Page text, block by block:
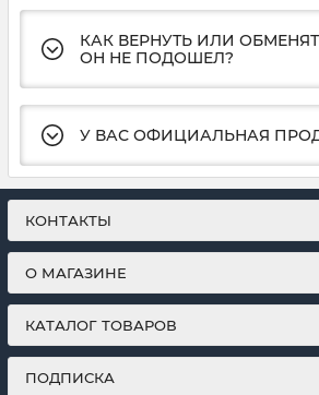
КАК ВЕРНУТЬ ИЛИ
ОН НЕ ПОДОШЕЛ?
У ВАС ОФИЦИАЛЬНАЯ
КОНТАКТЫ
О МАГАЗИНЕ
КАТАЛОГ ТОВАРОВ
ПОДПИСКА